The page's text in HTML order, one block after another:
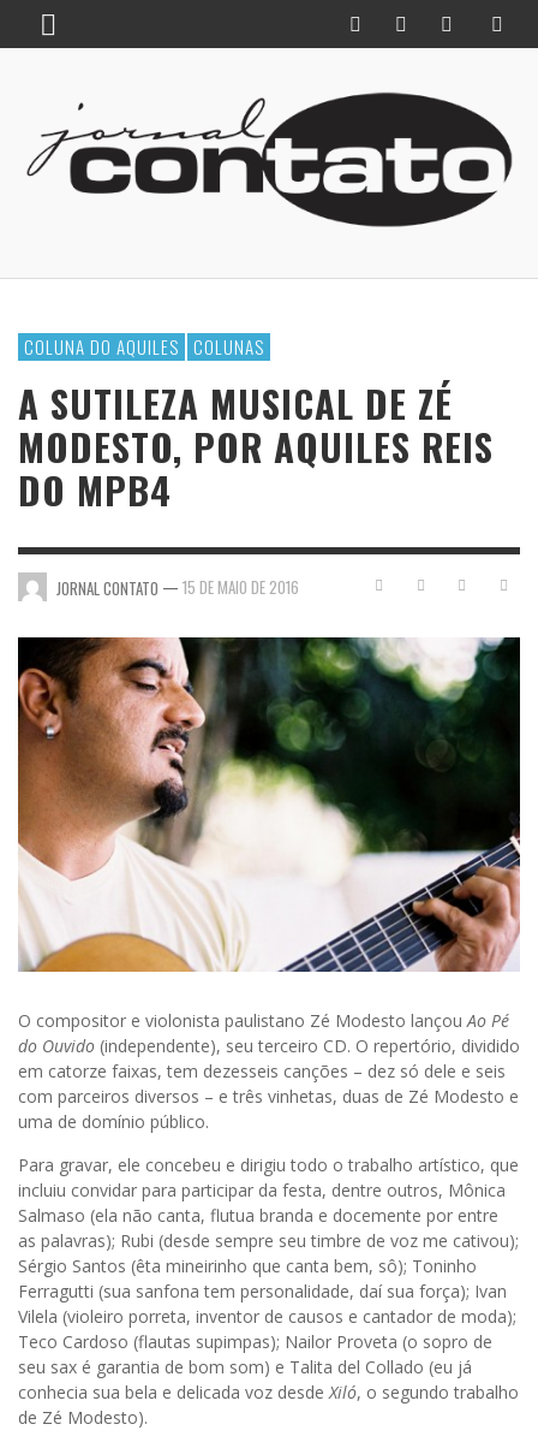
COLUNA DO AQUILES COLUNAS
A SUTILEZA MUSICAL DE ZÉ
MODESTO, POR AQUILES REIS
DO MPB4
JORNAL CONTATO — 15 DE MAIO DE 2016
O compositor e violonista paulistano Zé Modesto lançouAo Pé
do Ouvido (independente), seu terceiro CD. O repertório, dividido
em catorze faixas, tem dezesseis canções – dez só dele e seis
com parceiros diversos – e três vinhetas, duas de Zé Modesto e
uma de domínio público.
Para gravar, ele concebeu e dirigiu todo o trabalho artístico, que
incluiu convidar para participar da festa, dentre outros, Mônica
Salmaso (ela não canta, flutua branda e docemente por entre
as palavras); Rubi (desde sempre seu timbre de voz me cativou);
Sérgio Santos (êta mineirinho que canta bem, sô); Toninho
Ferragutti (sua sanfona tem personalidade, daí sua força); Ivan
Vilela (violeiro porreta, inventor de causos e cantador de moda);
Teco Cardoso (flautas supimpas); Nailor Proveta (o sopro de
seu sax é garantia de bom som) e Talita del Collado (eu já
conhecia sua bela e delicada voz desdeXiló, o segundo trabalho
de Zé Modesto).